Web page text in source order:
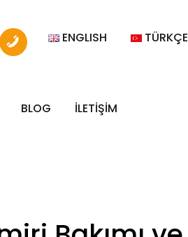
ENGLISH TÜRKÇE
BLOG İLETİŞİM